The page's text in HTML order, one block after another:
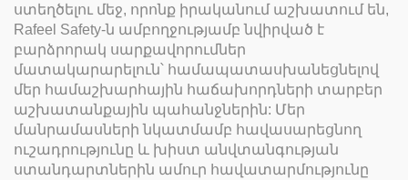
ստեղծելու մեջ, որոնք իրականում աշխատում են,
Rafeel Safety-ն ամբողջությամբ նվիրված է
բարձրորակ սարքավորումներ
մատակարարելուն՝ համապատասխանեցնելով
մեր համաշխարհային հաճախորդների տարբեր
աշխատանքային պահանջներին: Մեր
մանրամասների նկատմամբ հավասարեցնող
ուշադրությունը և խիստ անվտանգության
ստանդարտներին ամուր հավատարմությունը